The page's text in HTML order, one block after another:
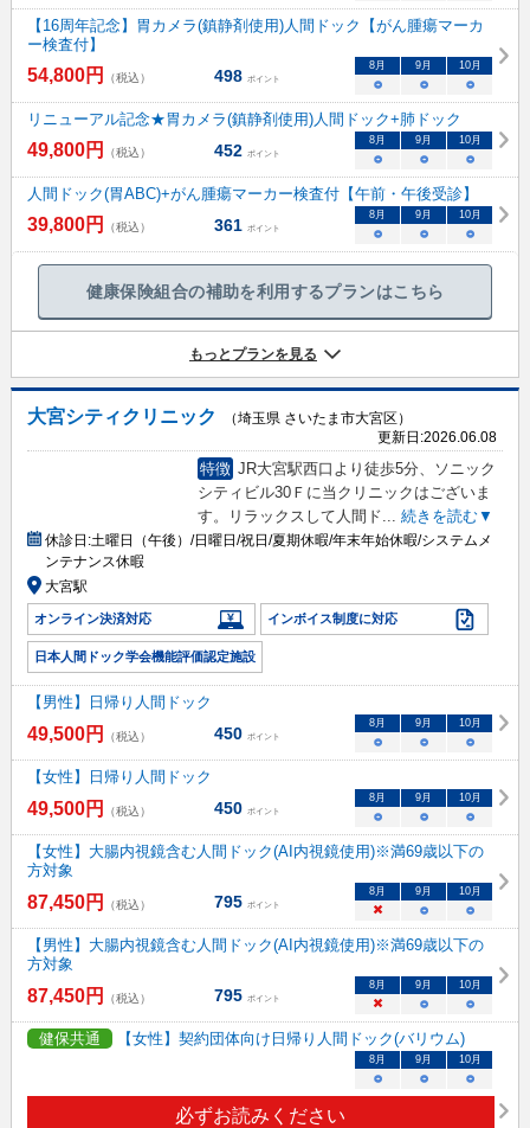
【16周年記念】胃カメラ(鎮静剤使用)人間ドック【がん腫瘍マーカ
ー検査付】
54,800円 （税込） 498 ポイント
8 月 9 月 10月
○ ○ ○
リニューアル記念★胃カメラ(鎮静剤使用)人間ドック+肺ドック
49,800円 （税込） 452 ポイント
8 月 9 月 10月
○ ○ ○
人間ドック(胃ABC)+がん腫瘍マーカー検査付【午前・午後受診】
39,800円 （税込） 361 ポイント
8 月 9 月 10月
○ ○ ○
健康保険組合の補助を利用するプランはこちら
もっとプランを見る
大宮シティクリニック
（埼玉県 さいたま市大宮区）
更新日:2026.06.08
特徴 JR大宮駅西口より徒歩5分、ソニック
シティビル30Ｆに当クリニックはございま
す。リラックスして人間ド... 続きを読む▼
休診日:土曜日（午後）/日曜日/祝日/夏期休暇/年末年始休暇/システムメ
ンテナンス休暇
大宮駅
オンライン決済対応 インボイス制度に対応
日本人間ドック学会機能評価認定施設
【男性】日帰り人間ドック
49,500円 （税込） 450 ポイント
8月 9月 10月
○ ○ ○
【女性】日帰り人間ドック
49,500円 （税込） 450 ポイント
8月 9月 10月
○ ○ ○
【女性】大腸内視鏡含む人間ドック(AI内視鏡使用)※満69歳以下の
方対象
87,450円 （税込） 795 ポイント
8月 9月 10月
× ○ ○
【男性】大腸内視鏡含む人間ドック(AI内視鏡使用)※満69歳以下の
方対象
87,450円 （税込） 795 ポイント
8月 9月 10月
× ○ ○
健保共通 【女性】契約団体向け日帰り人間ドック(バリウム)
必ずお読みください
8月 9月 10月
○ ○ ○